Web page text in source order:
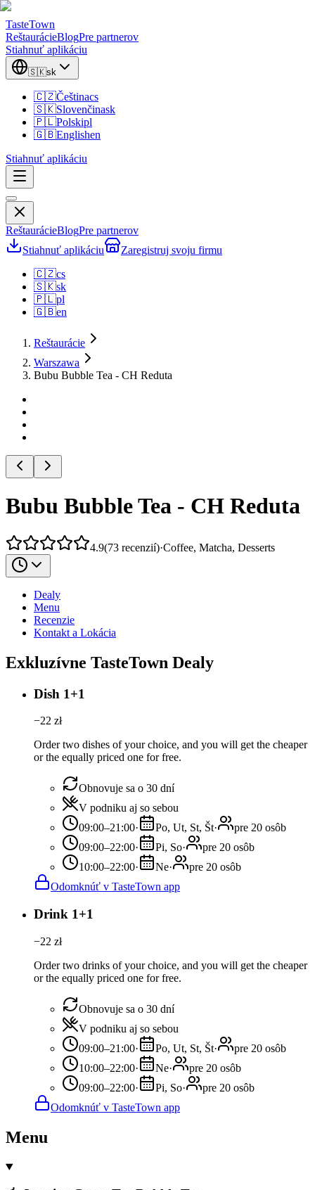
TasteTown
ReštaurácieBlogPre partnerov
Stiahnuť aplikáciu
🇸🇰sk
🇨🇿Češtinacs
🇸🇰Slovenčinask
🇵🇱Polskipl
🇬🇧Englishen
Stiahnuť aplikáciu
ReštaurácieBlogPre partnerov
Stiahnuť aplikáciu
Zaregistruj svoju firmu
🇨🇿cs
🇸🇰sk
🇵🇱pl
🇬🇧en
Reštaurácie
Warszawa
Bubu Bubble Tea - CH Reduta
Bubu Bubble Tea - CH Reduta
4.9(73 recenzií)·Coffee, Matcha, Desserts
Dealy
Menu
Recenzie
Kontakt a Lokácia
Exkluzívne TasteTown Dealy
Dish 1+1
−22 zł
Order two dishes of your choice, and you will get the cheaper
or the equally priced one for free.
Obnovuje sa o 30 dní
V podniku aj so sebou
09:00–21:00· Po, Ut, St, Št·
pre 20 osôb
09:00–22:00· Pi, So·
pre 20 osôb
10:00–22:00· Ne·
pre 20 osôb
Odomknúť v TasteTown app
Drink 1+1
−22 zł
Order two drinks of your choice, and you will get the cheaper
or the equally priced one for free.
Obnovuje sa o 30 dní
V podniku aj so sebou
09:00–21:00· Po, Ut, St, Št·
pre 20 osôb
10:00–22:00· Ne·
pre 20 osôb
09:00–22:00· Pi, So·
pre 20 osôb
Odomknúť v TasteTown app
Menu